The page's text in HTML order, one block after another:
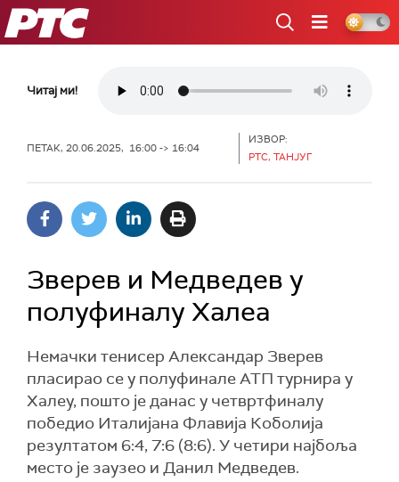
РТС
Читај ми!
ПЕТАК, 20.06.2025, 16:00 -> 16:04
ИЗВОР:
РТС, ТАНЈУГ
Зверев и Медведев у
полуфиналу Халеа
Немачки тенисер Александар Зверев
пласирао се у полуфинале АТП турнира у
Халеу, пошто је данас у четвртфиналу
победио Италијана Флавија Коболија
резултатом 6:4, 7:6 (8:6). У четири најбоља
место је заузео и Данил Медведев.